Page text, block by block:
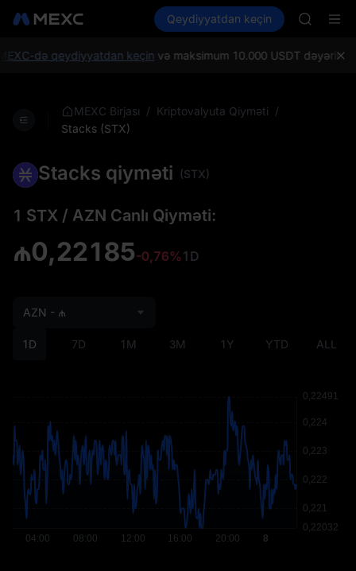
Bazarlar Spot Futures SPCX
Qeydiyyatdan keçin
AAOI
də qeydiyyatdan keçinvə maksimum 10.000 USDT dəyərində
MEXC Birjası / Kriptovalyuta Qiyməti /
Stacks (STX)
Stacks qiyməti (STX)
1 STX / AZN Canlı Qiyməti:
₼0,22185-0,76%1D
1D 7D 1M 3M 1Y YTD ALL
AZN - ₼